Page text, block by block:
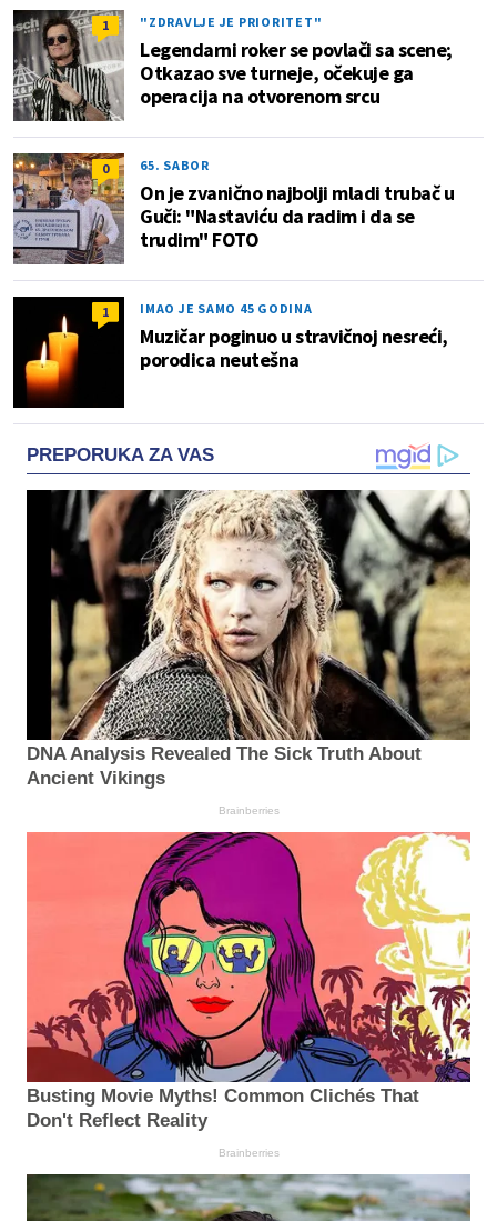
1 "ZDRAVLJE JE PRIORITET"
Legendarni roker se povlači sa scene;
Otkazao sve turneje, očekuje ga
operacija na otvorenom srcu
0 65. SABOR
On je zvanično najbolji mladi trubač u
Guči: "Nastaviću da radim i da se
trudim" FOTO
1 IMAO JE SAMO 45 GODINA
Muzičar poginuo u stravičnoj nesreći,
porodica neutešna
PREPORUKA ZA VAS
DNA Analysis Revealed The Sick Truth About
Ancient Vikings
Brainberries
Busting Movie Myths! Common Clichés That
Don't Reflect Reality
Brainberries